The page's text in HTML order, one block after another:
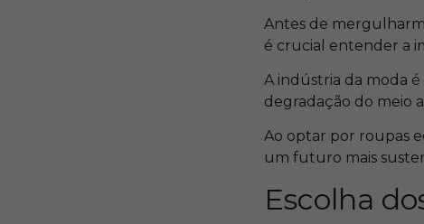
Antes de
é crucial entender a
A indústria da moda
degradação do meio
Ao optar por roupas
um futuro mais
Escolha